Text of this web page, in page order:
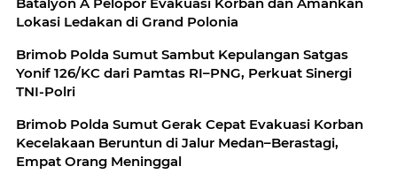
Lokasi Ledakan di Grand Polonia
Brimob Polda Sumut Sambut Kepulangan Satgas
Yonif 126/KC dari Pamtas RI–PNG, Perkuat Sinergi
TNI-Polri
Brimob Polda Sumut Gerak Cepat Evakuasi Korban
Kecelakaan Beruntun di Jalur Medan–Berastagi,
Empat Orang Meninggal